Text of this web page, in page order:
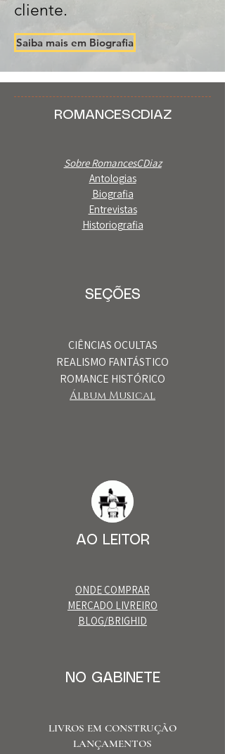
cliente.
Saiba mais em Biografia
ROMANCESCDIAZ
Sobre RomancesCDiaz
Antologias
Biografia
Entrevistas
Historiografia
SEÇÕES
CIÊNCIAS OCULTAS
REALISMO FANTÁSTICO
ROMANCE HISTÓRICO
Álbum Musical​
AO LEITOR
ONDE COMPRAR
MERCADO LIVREIRO
BLOG/BRIGHID
NO GABINETE
LIVROS EM CONSTRUÇÃO
LANÇAMENTOS